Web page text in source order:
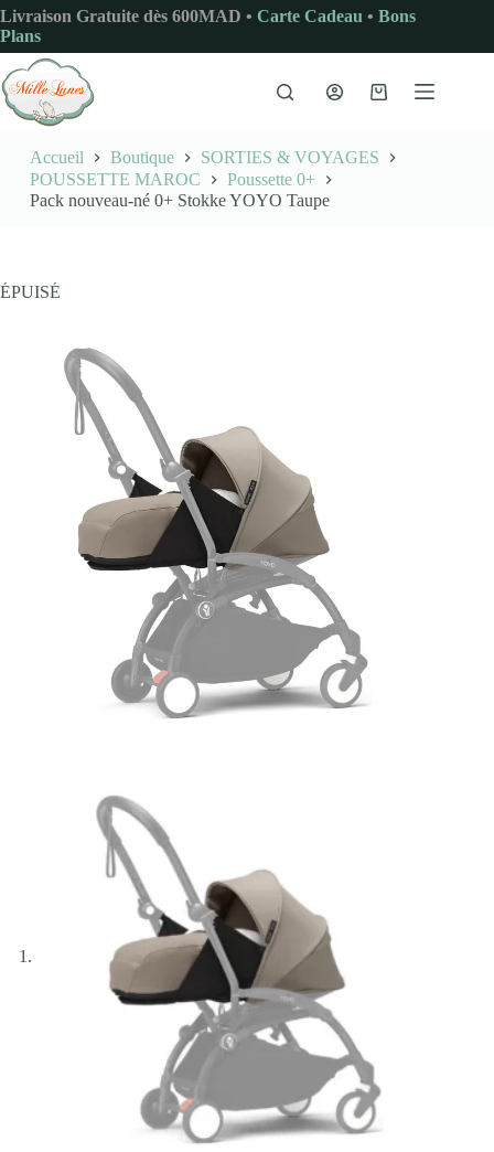
Passer
au
contenu
Livraison Gratuite dès 600MAD • Carte Cadeau • Bons
Plans
Panier
Accueil Boutique
SORTIES & VOYAGES
POUSSETTE MAROC
Poussette 0+
Pack nouveau-né 0+ Stokke YOYO Taupe
ÉPUISÉ